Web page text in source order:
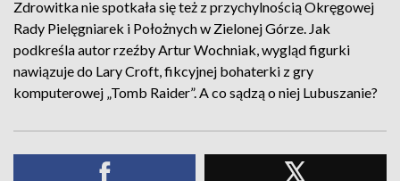
Zdrowitka nie spotkała się też z przychylnością Okręgowej
Rady Pielęgniarek i Położnych w Zielonej Górze. Jak
podkreśla autor rzeźby Artur Wochniak, wygląd figurki
nawiązuje do Lary Croft, fikcyjnej bohaterki z gry
komputerowej „Tomb Raider”. A co sądzą o niej Lubuszanie?